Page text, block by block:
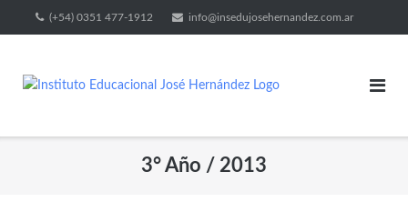
(+54) 0351 477-1912 info@insedujosehernandez.com.ar
3° Año / 2013